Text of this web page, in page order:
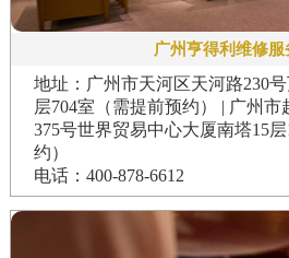
广州亨得利维修服
地址：广州市天河区天河路230
层704室（需提前预约） | 广州市
375号世界贸易中心大厦南塔15
约）
电话：400-878-6612